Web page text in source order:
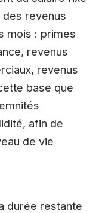
revenus
mois : primes
revenus
revenus
base que
afin de
de vie
durée restante